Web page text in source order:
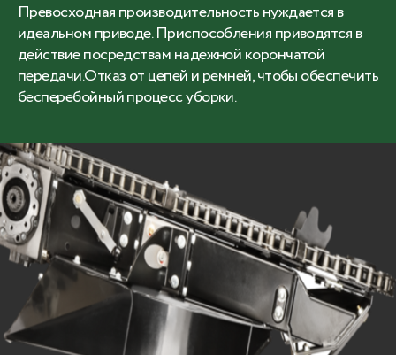
Превосходная производительность нуждается в
идеальном приводе. Приспособления приводятся в
действие посредствам надежной корончатой
передачи.Отказ от цепей и ремней, чтобы обеспечить
бесперебойный процесс уборки.